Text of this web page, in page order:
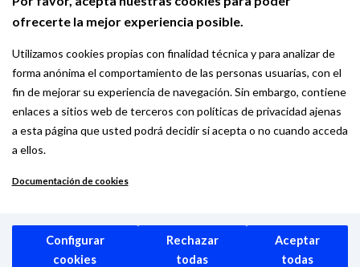
ofrecerte la mejor experiencia posible.
Utilizamos cookies propias con finalidad técnica y para analizar de
forma anónima el comportamiento de las personas usuarias, con el
fin de mejorar su experiencia de navegación. Sin embargo, contiene
enlaces a sitios web de terceros con políticas de privacidad ajenas
a esta página que usted podrá decidir si acepta o no cuando acceda
a ellos.
Documentación de cookies
Configurar
cookies
Rechazar
todas
Aceptar
todas
Ayuntamiento de Madrid
WeMadrid es un sitio web del Ayuntamiento de Madrid
dedicado a las relaciones institucionales y la actividad
internacional del Alcalde. ​
Madrid